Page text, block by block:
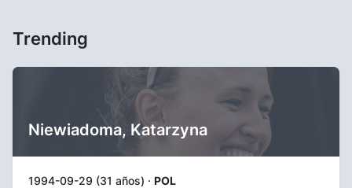
Trending
Niewiadoma, Katarzyna
1994-09-29 (31 años) · POL